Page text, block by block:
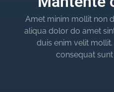
Amet minim mollit non
aliqua dolor do amet
duis enim velit
consequat